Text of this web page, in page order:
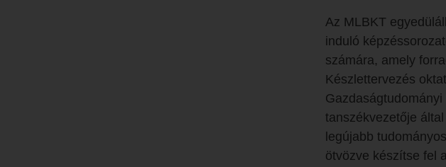
Az MLBKT
induló
számára, amely
Készlettervezés
tanszékvezetője
legújabb
ötvözve készítse fel